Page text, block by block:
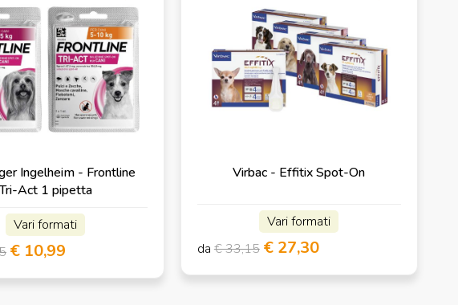
Ingelheim - Frontline
Act 1 pipetta
Vari formati
€ 10,99
Virbac - Effitix Spot-On
Vari formati
da € 33,15 € 27,30